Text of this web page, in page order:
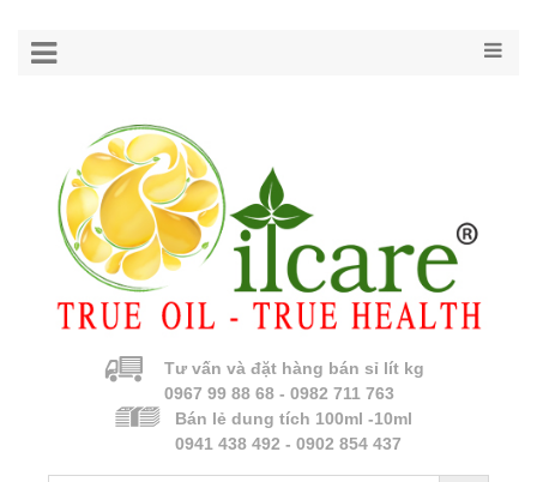
Tư vấn và đặt hàng bán sỉ lít kg
0967 99 88 68 - 0982 711 763
Bán lẻ dung tích 100ml -10ml
0941 438 492 - 0902 854 437